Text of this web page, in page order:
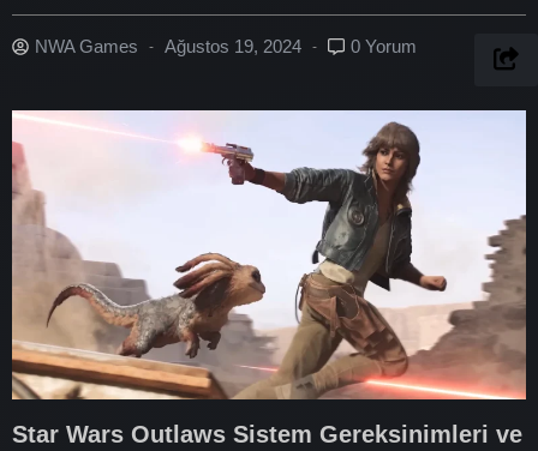
NWA Games Ağustos 19, 2024 0 Yorum
Star Wars Outlaws Sistem Gereksinimleri ve